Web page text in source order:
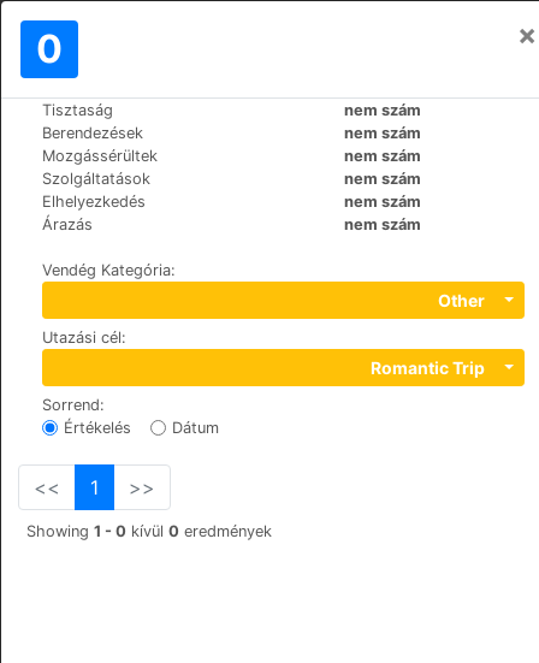
0 ×
Tisztaság
nem szám
Berendezések
nem szám
Mozgássérültek
nem szám
Szolgáltatások
nem szám
Elhelyezkedés
nem szám
Árazás
nem szám
Vendég Kategória:
Other
Utazási cél:
Romantic Trip
Sorrend:
Értékelés
Dátum
<< 1 >>
Showing 1 - 0 kívül 0 eredmények
Világ>Maldives
Hibaru Fishing Lodge
Dhigu Magu, 06060